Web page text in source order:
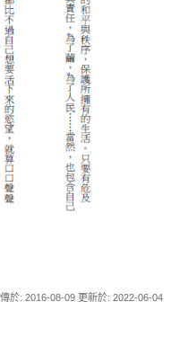
傳於: 2016-08-09 更新於: 2022-06-04